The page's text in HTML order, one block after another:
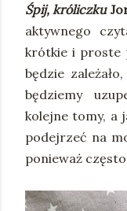
Śpij, króliczku
aktywnego
krótkie i proste
będzie
będziemy
kolejne tomy, a
podejrzeć na
ponieważ